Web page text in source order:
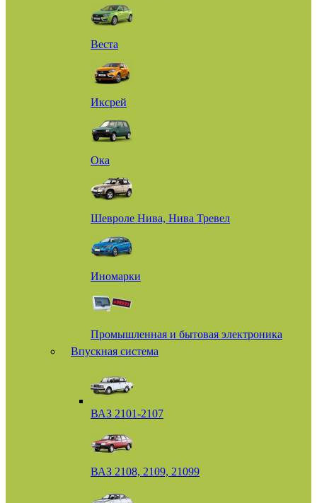
Веста
Иксрей
Ока
Шевроле Нива, Нива Тревел
Иномарки
Промышленная и бытовая электроника
Впускная система
ВАЗ 2101-2107
ВАЗ 2108, 2109, 21099